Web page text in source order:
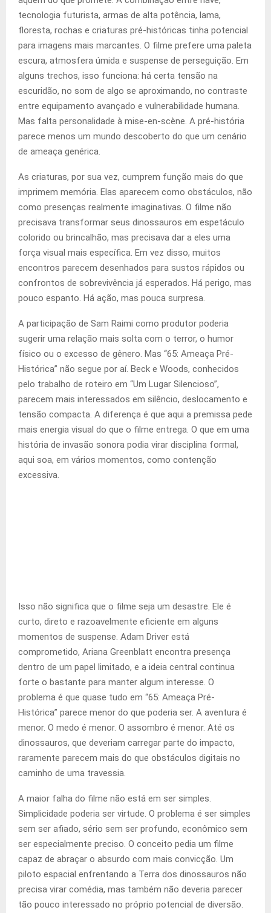
tecnologia futurista, armas de alta potência, lama,
floresta, rochas e criaturas pré-históricas tinha potencial
para imagens mais marcantes. O filme prefere uma paleta
escura, atmosfera úmida e suspense de perseguição. Em
alguns trechos, isso funciona: há certa tensão na
escuridão, no som de algo se aproximando, no contraste
entre equipamento avançado e vulnerabilidade humana.
Mas falta personalidade à mise-en-scène. A pré-história
parece menos um mundo descoberto do que um cenário
de ameaça genérica.
As criaturas, por sua vez, cumprem função mais do que
imprimem memória. Elas aparecem como obstáculos, não
como presenças realmente imaginativas. O filme não
precisava transformar seus dinossauros em espetáculo
colorido ou brincalhão, mas precisava dar a eles uma
força visual mais específica. Em vez disso, muitos
encontros parecem desenhados para sustos rápidos ou
confrontos de sobrevivência já esperados. Há perigo, mas
pouco espanto. Há ação, mas pouca surpresa.
A participação de Sam Raimi como produtor poderia
sugerir uma relação mais solta com o terror, o humor
físico ou o excesso de gênero. Mas “65: Ameaça Pré-
Histórica” não segue por aí. Beck e Woods, conhecidos
pelo trabalho de roteiro em “Um Lugar Silencioso”,
parecem mais interessados em silêncio, deslocamento e
tensão compacta. A diferença é que aqui a premissa pede
mais energia visual do que o filme entrega. O que em uma
história de invasão sonora podia virar disciplina formal,
aqui soa, em vários momentos, como contenção
excessiva.
Isso não significa que o filme seja um desastre. Ele é
curto, direto e razoavelmente eficiente em alguns
momentos de suspense. Adam Driver está
comprometido, Ariana Greenblatt encontra presença
dentro de um papel limitado, e a ideia central continua
forte o bastante para manter algum interesse. O
problema é que quase tudo em “65: Ameaça Pré-
Histórica” parece menor do que poderia ser. A aventura é
menor. O medo é menor. O assombro é menor. Até os
dinossauros, que deveriam carregar parte do impacto,
raramente parecem mais do que obstáculos digitais no
caminho de uma travessia.
A maior falha do filme não está em ser simples.
Simplicidade poderia ser virtude. O problema é ser simples
sem ser afiado, sério sem ser profundo, econômico sem
ser especialmente preciso. O conceito pedia um filme
capaz de abraçar o absurdo com mais convicção. Um
piloto espacial enfrentando a Terra dos dinossauros não
precisa virar comédia, mas também não deveria parecer
tão pouco interessado no próprio potencial de diversão.